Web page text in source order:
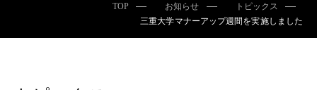
TOP お知らせ
トピックス
三重大学マナーアップ週間を実施しました